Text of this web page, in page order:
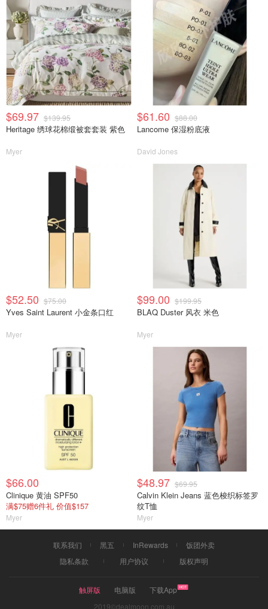
$69.97 $139.95
Heritage 绣球花棉缎被套套装 紫色
Myer
$61.60 $88.00
Lancome 保湿粉底液
David Jones
$52.50 $75.00
Yves Saint Laurent 小金条口红
Myer
$99.00 $199.95
BLAQ Duster 风衣 米色
Myer
$66.00
Clinique 黄油 SPF50
满$75赠6件礼 价值$157
Myer
$48.97 $69.95
Calvin Klein Jeans 蓝色梭织标签罗
纹T恤
Myer
联系我们 黑五 InRewards
饭团外卖
隐私条款
用户协议 版权声明
触屏版 电脑版
下载App
2019©dealmoon.com.au